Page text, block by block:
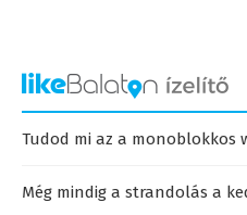
Tudod mi az a monoblokkos
Még mindig a strandolás a